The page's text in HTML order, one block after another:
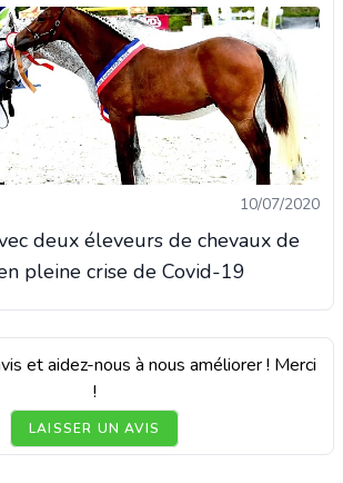
10/07/2020
deux éleveurs de chevaux de
pleine crise de Covid-19
et aidez-nous à nous améliorer ! Merci
!
LAISSER UN AVIS